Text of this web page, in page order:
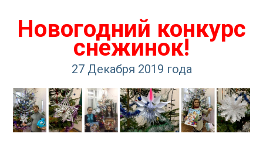
Новогодний конкурс
снежинок!
27 Декабря 2019 года